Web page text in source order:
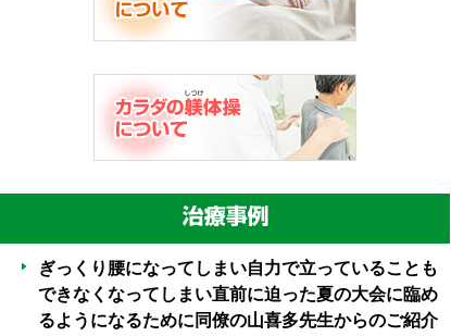
ぎっくり腰になってしまい自力で立っていることも
できなくなってしまい直前に迫った夏の大会に臨め
るようになるために同僚の山喜多先生からのご紹介